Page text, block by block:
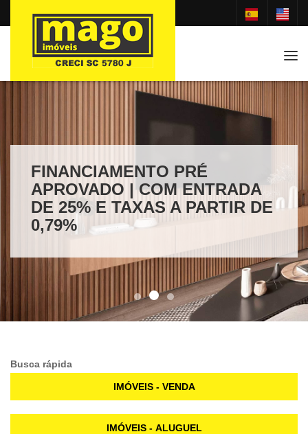
FINANCIAMENTO PRÉ
APROVADO | COM ENTRADA
DE 25% E TAXAS A PARTIR DE
0,79%
Busca rápida
IMÓVEIS - VENDA
IMÓVEIS - ALUGUEL